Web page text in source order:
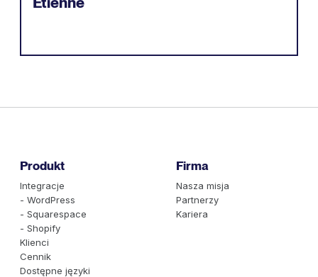
Produkt
Integracje
- WordPress
- Squarespace
- Shopify
Klienci
Cennik
Dostępne języki
Firma
Nasza misja
Partnerzy
Kariera